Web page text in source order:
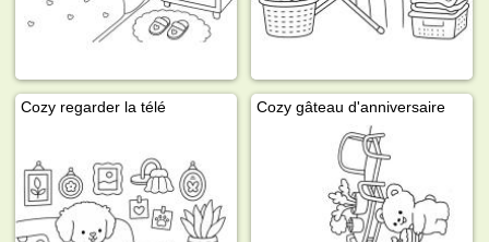
Cozy regarder la télé Cozy gâteau d'anniversaire